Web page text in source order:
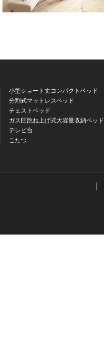
小型ショート丈コンパクトベッド
分割式マットレスベッド
チェストベッド
ガス圧跳ね上げ式大容量収納ベッド
テレビ台
こたつ